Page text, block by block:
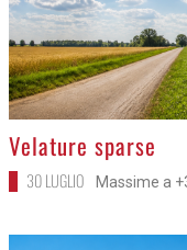
>
Velature sparse
30 LUGLIO Massime a